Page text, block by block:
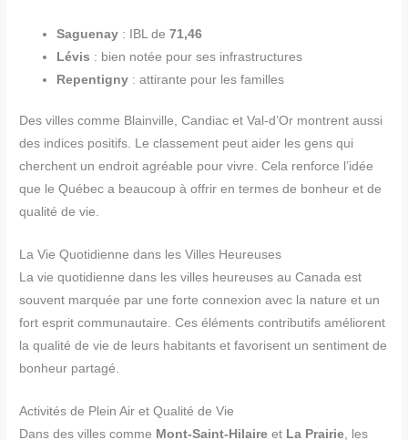
Saguenay : IBL de71,46
Lévis : bien notée pour ses infrastructures
Repentigny : attirante pour les familles
Des villes comme Blainville, Candiac et Val-d’Or montrent aussi
des indices positifs. Le classement peut aider les gens qui
cherchent un endroit agréable pour vivre. Cela renforce l’idée
que le Québec a beaucoup à offrir en termes de bonheur et de
qualité de vie.
La Vie Quotidienne dans les Villes Heureuses
La vie quotidienne dans les villes heureuses au Canada est
souvent marquée par une forte connexion avec la nature et un
fort esprit communautaire. Ces éléments contributifs améliorent
la qualité de vie de leurs habitants et favorisent un sentiment de
bonheur partagé.
Activités de Plein Air et Qualité de Vie
Dans des villes comme Mont-Saint-Hilaire et La Prairie , les